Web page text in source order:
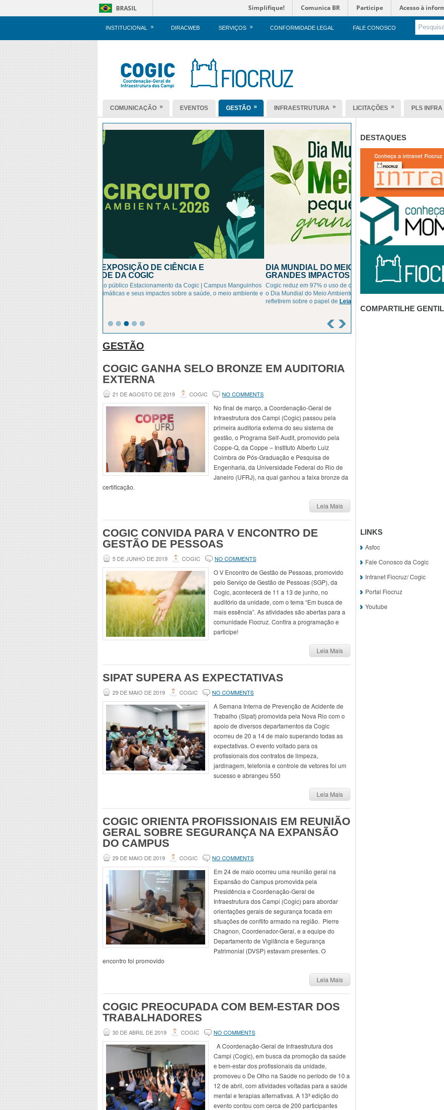
BRASIL Simplifique! Comunica BR Participe Acesso à
INSTITUCIONAL » DIRACWEB SERVIÇOS » CONFORMIDADE LEGAL FALE CONOSCO
COMUNICAÇÃO » EVENTOS GESTÃO » INFRAESTRUTURA » LICITAÇÕES » PLS INFRA
DIA MUNDIAL DO MEIO AMBIENTE: PEQUENAS ESCOLHAS,
GRANDES IMPACTOS
Cogic reduz em 97% o uso de copos plásticos descartáveis Celebrado em 5 de junho,
o Dia Mundial do Meio Ambiente convida governos, organizações e cidadãos a
GESTÃO
COGIC GANHA SELO BRONZE EM AUDITORIA
EXTERNA
21 DE AGOSTO DE 2019 COGIC NO COMMENTS
No final de março, a Coordenação-Geral de
Infraestrutura dos Campi (Cogic) passou pela
primeira auditoria externa do seu sistema de
gestão, o Programa Self-Audit, promovido pela
Coppe-Q, da Coppe – Instituto Alberto Luiz
Coimbra de Pós-Graduação e Pesquisa de
Engenharia, da Universidade Federal do Rio de
Janeiro (UFRJ), na qual ganhou a faixa bronze da
certificação.
Leia Mais
COGIC CONVIDA PARA V ENCONTRO DE
GESTÃO DE PESSOAS
5 DE JUNHO DE 2019 COGIC NO COMMENTS
O V Encontro de Gestão de Pessoas, promovido
pelo Serviço de Gestão de Pessoas (SGP), da
Cogic, acontecerá de 11 a 13 de junho, no
auditório da unidade, com o tema “Em busca de
mais essência”. As atividades são abertas para a
comunidade Fiocruz. Confira a programação e
participe!
Leia Mais
SIPAT SUPERA AS EXPECTATIVAS
29 DE MAIO DE 2019 COGIC NO COMMENTS
A Semana Interna de Prevenção de Acidente de
Trabalho (Sipat) promovida pela Nova Rio com o
apoio de diversos departamentos da Cogic
ocorreu de 20 a 14 de maio superando todas as
expectativas. O evento voltado para os
profissionais dos contratos de limpeza,
jardinagem, telefonia e controle de vetores foi um
sucesso e abrangeu 550
Leia Mais
COGIC ORIENTA PROFISSIONAIS EM REUNIÃO
GERAL SOBRE SEGURANÇA NA EXPANSÃO
DO CAMPUS
29 DE MAIO DE 2019 COGIC NO COMMENTS
Em 24 de maio ocorreu uma reunião geral na
Expansão do Campus promovida pela
Presidência e Coordenação-Geral de
Infraestrutura dos Campi (Cogic) para abordar
orientações gerais de segurança focada em
situações de conflito armado na região. Pierre
Chagnon, Coordenador-Geral, e a equipe do
Departamento de Vigilância e Segurança
Patrimonial (DVSP) estavam presentes. O
encontro foi promovido
Leia Mais
COGIC PREOCUPADA COM BEM-ESTAR DOS
TRABALHADORES
30 DE ABRIL DE 2019 COGIC NO COMMENTS
A Coordenação-Geral de Infraestrutura dos
Campi (Cogic), em busca da promoção da saúde
e bem-estar dos profissionais da unidade,
promoveu o De Olho na Saúde no período de 10 a
12 de abril, com atividades voltadas para a saúde
mental e terapias alternativas. A 13ª edição do
evento contou com cerca de 200 participantes
DESTAQUES
COMPARTILHE
LINKS
Asfoc
Fale Conosco da Cogic
Intranet Fiocruz/ Cogic
Portal Fiocruz
Youtube